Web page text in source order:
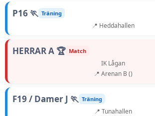
P16 🏃 Träning
📍 Heddahallen
HERRAR A 🏆 Match
IK Lågan
📍 Arenan B ()
F19 / Damer J 🏃 Träning
📍 Tunahallen